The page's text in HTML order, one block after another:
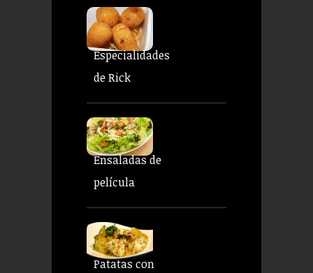
Especialidades
de Rick
Ensaladas de
película
Patatas con